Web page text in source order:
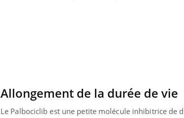
Allongement de la durée de vie
Le Palbociclib est une petite molécule inhibitrice de
sensible ou simplement
très empathique ?